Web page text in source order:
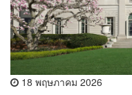
18 พฤษภาคม 2026